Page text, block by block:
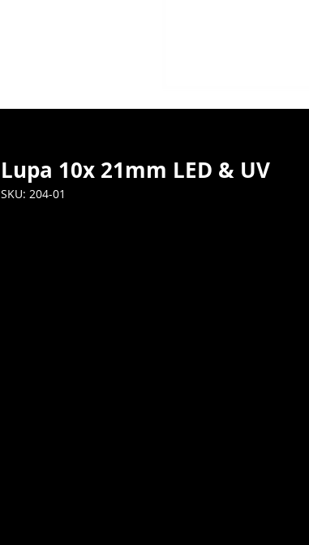
Lupa 10x 21mm LED & UV
SKU: 204-01